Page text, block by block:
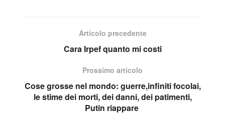
Articolo precedente
Cara Irpef quanto mi costi
Prossimo articolo
Cose grosse nel mondo: guerre,infiniti focolai,
le stime dei morti, dei danni, dei patimenti,
Putin riappare